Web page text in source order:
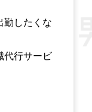
勤したくな
代行サービ